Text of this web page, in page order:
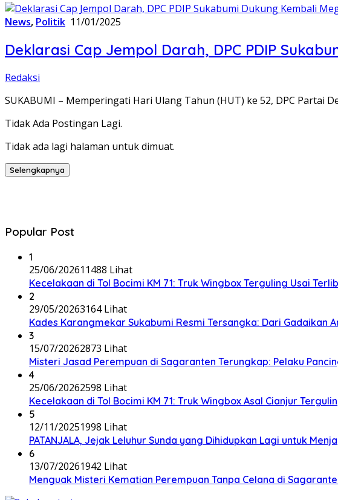
News, Politik 11/01/2025
Deklarasi Cap Jempol Darah, DPC PDIP
Redaksi
SUKABUMI – Memperingati Hari Ulang Tahun (HUT) ke 52, DPC Partai
Tidak Ada Postingan Lagi.
Tidak ada lagi halaman untuk dimuat.
Selengkapnya
Popular Post
1
25/06/202611488 Lihat
Kecelakaan di Tol Bocimi KM 71: Truk Wingbox Terguling Usai
2
29/05/20263164 Lihat
Kades Karangmekar Sukabumi Resmi Tersangka: Dari Gadaikan
3
15/07/20262873 Lihat
Misteri Jasad Perempuan di Sagaranten Terungkap: Pelaku
4
25/06/20262598 Lihat
Kecelakaan di Tol Bocimi KM 71: Truk Wingbox Asal Cianjur
5
12/11/20251998 Lihat
PATANJALA, Jejak Leluhur Sunda yang Dihidupkan Lagi untuk
6
13/07/20261942 Lihat
Menguak Misteri Kematian Perempuan Tanpa Celana di